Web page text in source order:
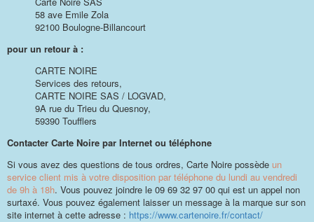
58 ave Emile Zola
92100 Boulogne-Billancourt
pour un retour à :
CARTE NOIRE
Services des retours,
CARTE NOIRE SAS / LOGVAD,
9A rue du Trieu du Quesnoy,
59390 Toufflers
Contacter Carte Noire par Internet ou téléphone
Si vous avez des questions de tous ordres, Carte Noire possède un
service client mis à votre disposition par téléphone du lundi au vendredi
de 9h à 18h. Vous pouvez joindre le 09 69 32 97 00 qui est un appel non
surtaxé. Vous pouvez également laisser un message à la marque sur son
site internet à cette adresse : https://www.cartenoire.fr/contact/